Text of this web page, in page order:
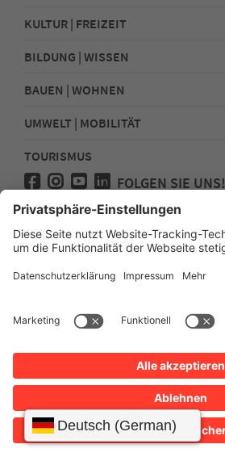
KULTUR | FREIZEIT
BILDUNG | WISSEN
BAUEN | WOHNEN
UMWELT | MOBILITÄT
TOURISMUS
FOLGEN SIE UNS!
Presse
Kontakt
Impressum
Sitemap